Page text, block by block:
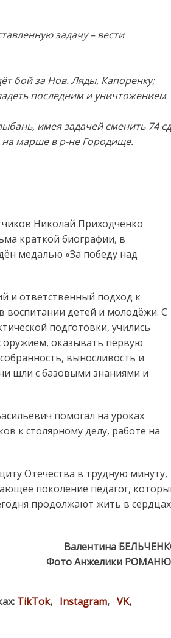
задачу – вести
бой за Нов. Ляды, Капоренку;
последним и уничтожением
имея задачей сменить 74
на марше в р-не Городище.
Николай Приходченко
краткой биографии, в
медалью «За победу над
и ответственный подход к
воспитании детей и молодёжи. С
подготовки, учились
оружием, оказывать первую
выносливость и
шли с базовыми знаниями и
помогал на уроках
к столярному делу, работе на
Отечества в трудную минуту,
поколение педагог,
продолжают жить в сердцах
Валентина
Фото Анжелики
TikTok, Instagram, VK,